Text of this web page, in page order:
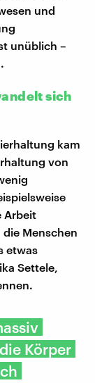
und
unüblich –
sich
kam
von
Arbeit
Menschen
etwas
Settele,
Körper